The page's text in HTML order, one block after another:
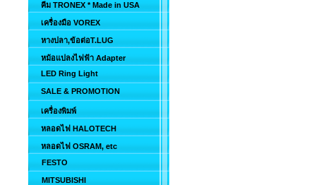
คีม TRONEX * Made in USA
เครื่องมือ VOREX
หางปลา,ข้อต่อT.LUG
หม้อแปลงไฟฟ้า Adapter
LED Ring Light
SALE & PROMOTION
เครื่องพิมพ์
หลอดไฟ HALOTECH
หลอดไฟ OSRAM, etc
FESTO
MITSUBISHI